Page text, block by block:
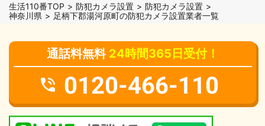
生活110番TOP 防犯カメラ設置
防犯カメラ設置
神奈川県
足柄下郡湯河原町の防犯カメラ設置業者一覧
通話料無料 24時間365日受付！
0120-466-110